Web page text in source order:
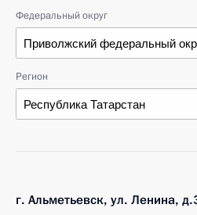
Федеральный округ
Приволжский федеральный
Регион
Республика Татарстан
г. Альметьевск, ул. Ленина,